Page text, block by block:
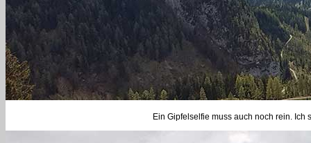
Ein Gipfelselfie muss auch noch rein.